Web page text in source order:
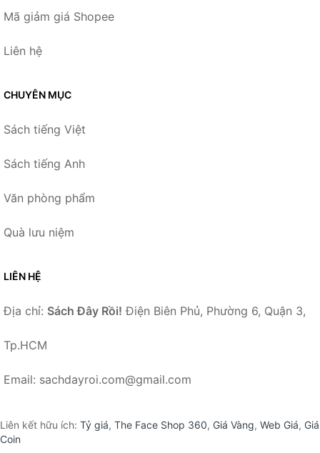
Mã giảm giá Shopee
Liên hệ
CHUYÊN MỤC
Sách tiếng Việt
Sách tiếng Anh
Văn phòng phẩm
Quà lưu niệm
LIÊN HỆ
Địa chỉ: Sách Đây Rồi! Điện Biên Phủ, Phường 6, Quận 3,
Tp.HCM
Email: sachdayroi.com@gmail.com
Liên kết hữu ích: Tỷ giá, The Face Shop 360, Giá Vàng, Web Giá, Giá
Coin